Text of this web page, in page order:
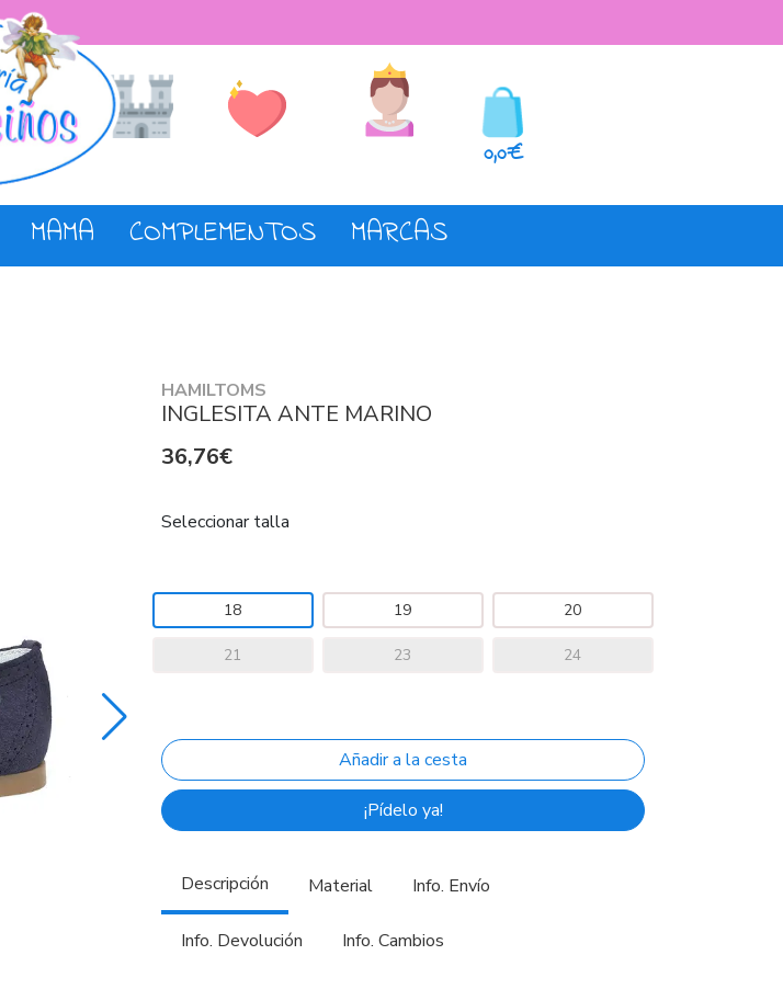
0,0€
MAMA COMPLEMENTOS MARCAS
HAMILTOMS
INGLESITA ANTE MARINO
36,76€
Seleccionar talla
18 19 20
21 23 24
¡Pídelo ya!
Descripción Material Info. Envío
Info. Devolución Info. Cambios